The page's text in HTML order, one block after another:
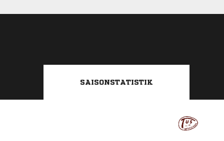
SAISONSTATISTIK